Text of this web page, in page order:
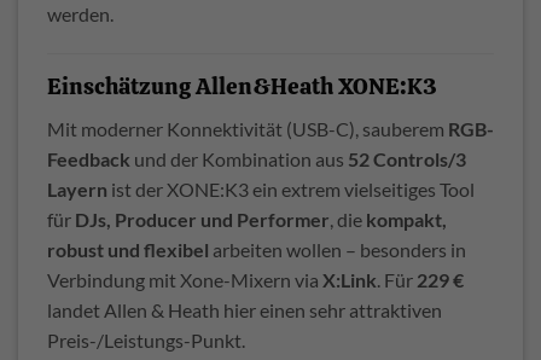
werden.
Einschätzung Allen&Heath XONE:K3
Mit moderner Konnektivität (USB-C), sauberem RGB-
Feedback und der Kombination aus 52 Controls/3
Layern ist der XONE:K3 ein extrem vielseitiges Tool
für DJs, Producer und Performer, die kompakt,
robust und flexibel arbeiten wollen – besonders in
Verbindung mit Xone-Mixern via X:Link. Für 229 €
landet Allen & Heath hier einen sehr attraktiven
Preis-/Leistungs-Punkt.